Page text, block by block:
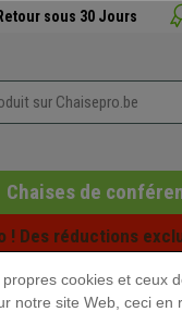
sous 30 Jours
Chaises de
Des réductions
cookies et ceux
notre site Web, ceci en